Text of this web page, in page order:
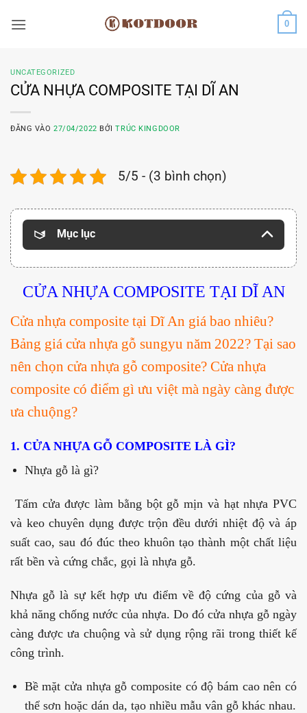
qua
0
UNCATEGORIZED
CỬA NHỰA COMPOSITE TẠI DĨ AN
ĐĂNG VÀO27/04/2022 BỞITRÚC KINGDOOR
5/5 - (3 bình chọn)
Mục lục
CỬA NHỰA COMPOSITE TẠI DĨ AN
Cửa nhựa composite tại Dĩ An giá bao nhiêu?
Bảng giá cửa nhựa gỗ sungyu năm 2022? Tại sao
nên chọn cửa nhựa gỗ composite? Cửa nhựa
composite có điểm gì ưu việt mà ngày càng được
ưa chuộng?
1. CỬA NHỰA GỖ COMPOSITE LÀ GÌ?
Nhựa gỗ là gì?
Tấm cửa được làm bằng bột gỗ mịn và hạt nhựa PVC
và keo chuyên dụng được trộn đều dưới nhiệt độ và áp
suất cao, sau đó đúc theo khuôn tạo thành một chất liệu
rất bền và cứng chắc, gọi là nhựa gỗ.
Nhựa gỗ là sự kết hợp ưu điểm về độ cứng của gỗ và
khả năng chống nước của nhựa. Do đó cửa nhựa gỗ ngày
càng được ưa chuộng và sử dụng rộng rãi trong thiết kế
công trình.
Bề mặt cửa nhựa gỗ composite có độ bám cao nên có
thể sơn hoặc dán da, tạo nhiều mẫu vân gỗ khác nhau.